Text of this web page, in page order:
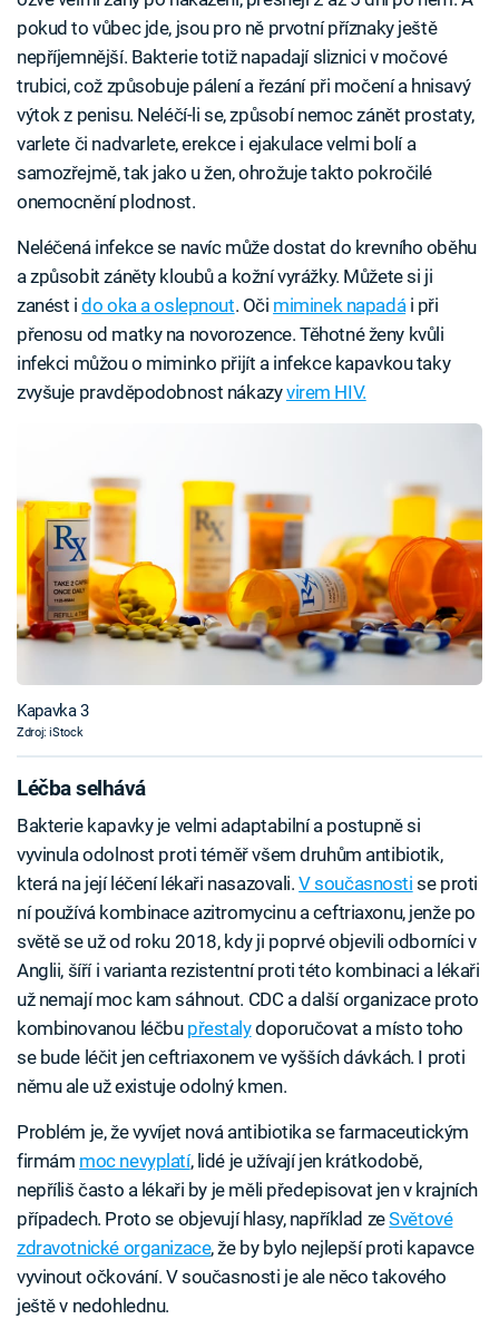
pokud to vůbec jde, jsou pro ně prvotní příznaky ještě
nepříjemnější. Bakterie totiž napadají sliznici v močové
trubici, což způsobuje pálení a řezání při močení a hnisavý
výtok z penisu. Neléčí-li se, způsobí nemoc zánět prostaty,
varlete či nadvarlete, erekce i ejakulace velmi bolí a
samozřejmě, tak jako u žen, ohrožuje takto pokročilé
onemocnění plodnost.
Neléčená infekce se navíc může dostat do krevního oběhu
a způsobit záněty kloubů a kožní vyrážky. Můžete si ji
zanést ido oka a oslepnout. Oči miminek napadái při
přenosu od matky na novorozence. Těhotné ženy kvůli
infekci můžou o miminko přijít a infekce kapavkou taky
zvyšuje pravděpodobnost nákazyvirem HIV.
Kapavka 3
Zdroj: iStock
Léčba selhává
Bakterie kapavky je velmi adaptabilní a postupně si
vyvinula odolnost proti téměř všem druhům antibiotik,
která na její léčení lékaři nasazovali.V současnosti se proti
ní používá kombinace azitromycinu a ceftriaxonu, jenže po
světě se už od roku 2018, kdy ji poprvé objevili odborníci v
Anglii, šíří i varianta rezistentní proti této kombinaci a lékaři
už nemají moc kam sáhnout. CDC a další organizace proto
kombinovanou léčbu přestalydoporučovat a místo toho
se bude léčit jen ceftriaxonem ve vyšších dávkách. I proti
němu ale už existuje odolný kmen.
Problém je, že vyvíjet nová antibiotika se farmaceutickým
firmám moc nevyplatí, lidé je užívají jen krátkodobě,
nepříliš často a lékaři by je měli předepisovat jen v krajních
případech. Proto se objevují hlasy, například zeSvětové
zdravotnické organizace, že by bylo nejlepší proti kapavce
vyvinout očkování. V současnosti je ale něco takového
ještě v nedohlednu.